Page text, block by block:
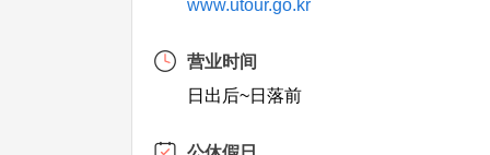
www.utour.go.kr
营业时间
日出后~日落前